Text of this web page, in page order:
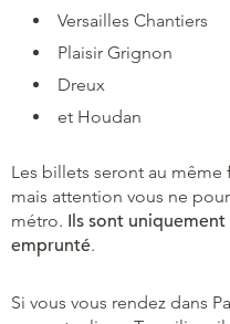
Versailles Chantiers
Plaisir Grignon
Dreux
et Houdan
Les billets seront au
mais attention vous ne
métro. Ils sont
emprunté.
Si vous vous rendez dans